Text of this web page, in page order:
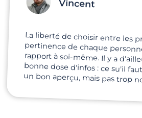
Vincent
La liberté de choisir entre les
pertinence de chaque
rapport à soi-même. Il y a
bonne dose d'infos : ce su'il faut
un bon aperçu, mais pas trop